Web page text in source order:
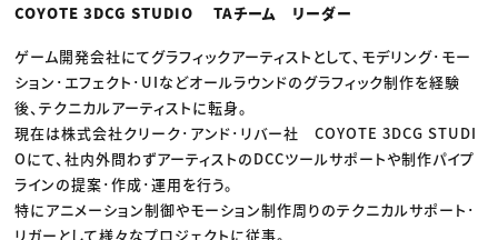
COYOTE 3DCG STUDIO TAチーム リーダー
ゲーム開発会社にてグラフィックアーティストとして、モデリング･モー
ション･エフェクト･UIなどオールラウンドのグラフィック制作を経験
後、テクニカルアーティストに転身。
現在は株式会社クリーク･アンド･リバー社 COYOTE 3DCG STUDI
Oにて、社内外問わずアーティストのDCCツールサポートや制作パイプ
ラインの提案･作成･運用を行う。
特にアニメーション制御やモーション制作周りのテクニカルサポート･
リガーとして様々なプロジェクトに従事。